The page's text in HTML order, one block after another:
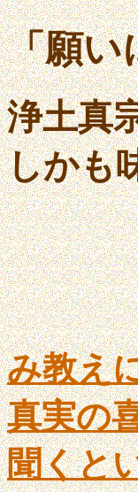
「願い
浄土真
しかも
み教え
真実の
聞くと